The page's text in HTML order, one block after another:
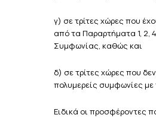
γ) σε τρίτες χώρες που
από τα Παραρτήματα 1, 2,
Συμφωνίας, καθώς και
δ) σε τρίτες χώρες που
πολυμερείς συμφωνίες
Ειδικά οι προσφέροντες